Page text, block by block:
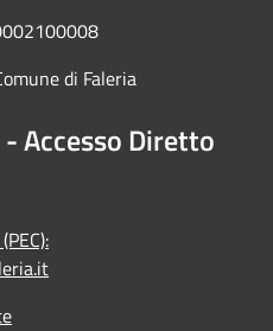
di Faleria
Accesso Diretto